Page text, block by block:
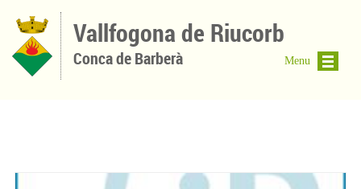
Vallfogona de Riucorb
Conca de Barberà Menu